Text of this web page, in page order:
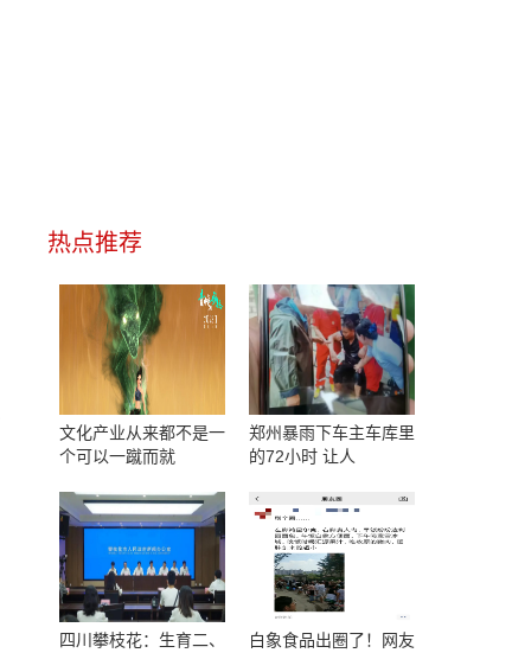
热点推荐
文化产业从来都不是一
个可以一蹴而就
郑州暴雨下车主车库里
的72小时 让人
四川攀枝花：生育二、
白象食品出圈了！网友